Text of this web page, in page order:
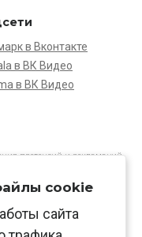
в Вконтакте
в ВК Видео
в ВК Видео
претензий и рекламаций,
от указанных на сайте.
1037739603505
в соответствии
cookie
сайта